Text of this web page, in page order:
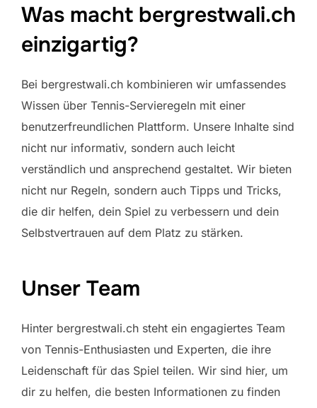
Was macht bergrestwali.ch
einzigartig?
Bei bergrestwali.ch kombinieren wir umfassendes
Wissen über Tennis-Servieregeln mit einer
benutzerfreundlichen Plattform. Unsere Inhalte sind
nicht nur informativ, sondern auch leicht
verständlich und ansprechend gestaltet. Wir bieten
nicht nur Regeln, sondern auch Tipps und Tricks,
die dir helfen, dein Spiel zu verbessern und dein
Selbstvertrauen auf dem Platz zu stärken.
Unser Team
Hinter bergrestwali.ch steht ein engagiertes Team
von Tennis-Enthusiasten und Experten, die ihre
Leidenschaft für das Spiel teilen. Wir sind hier, um
dir zu helfen, die besten Informationen zu finden